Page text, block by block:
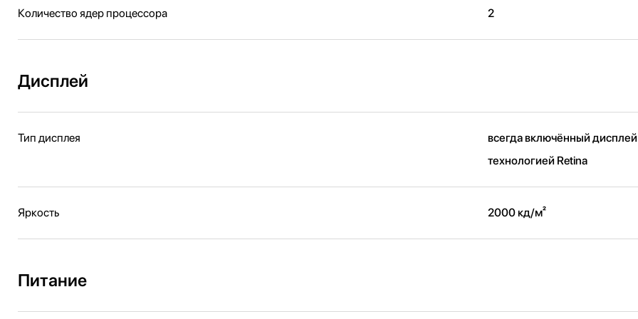
Количество ядер процессора 2
Дисплей
Тип дисплея
всегда включённый дисплей
технологией Retina
Яркость 2000 кд/ м²
Питание